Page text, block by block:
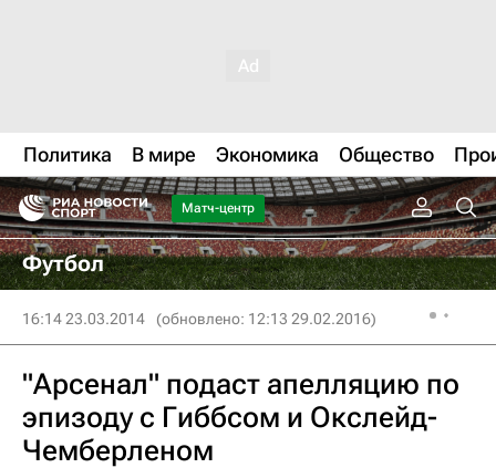
Политика В мире Экономика Общество
Матч-центр
Футбол
16:14 23.03.2014 (обновлено: 12:13 29.02.2016)
"Арсенал" подаст апелляцию по
эпизоду с Гиббсом и Окслейд-
Чемберленом